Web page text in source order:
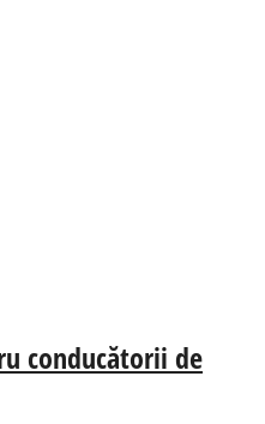
conducătorii de